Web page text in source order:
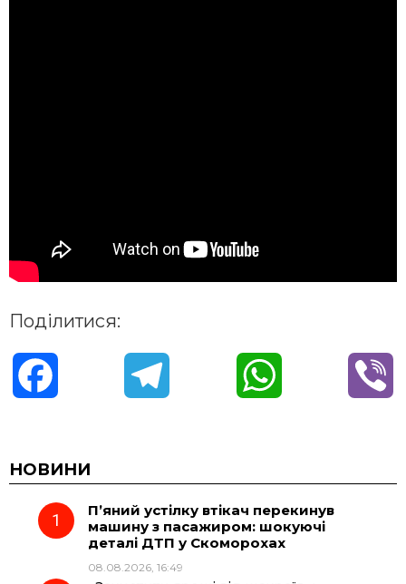
Поділитися:
c
e e
g
t
НОВИНИ
П’яний устілку втікач перекинув
машину з пасажиром: шокуючі
деталі ДТП у Скоморохах
08.08.2026, 16:49